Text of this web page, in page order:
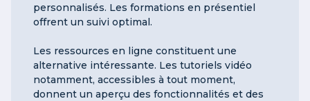
personnalisés. Les formations en présentiel
offrent un suivi optimal.
Les ressources en ligne constituent une
alternative intéressante. Les tutoriels vidéo
notamment, accessibles à tout moment,
donnent un aperçu des fonctionnalités et des